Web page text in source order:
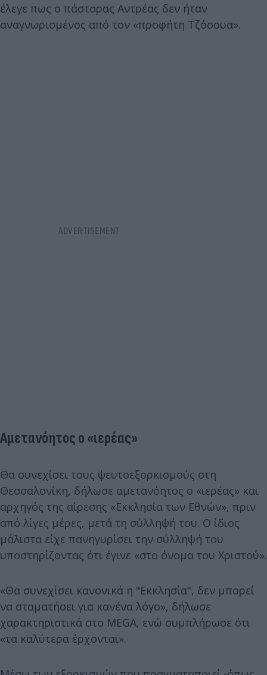
έλεγε πως ο πάστορας Αντρέας δεν ήταν
αναγνωρισμένος από τον «προφήτη Τζόσουα».
Αμετανόητος ο «ιερέας»
Θα συνεχίσει τους ψευτοεξορκισμούς στη
Θεσσαλονίκη, δήλωσε αμετανόητος ο «ιερέας» και
αρχηγός της αίρεσης «Εκκλησία των Εθνών», πριν
από λίγες μέρες, μετά τη σύλληψή του. Ο ίδιος
μάλιστα είχε πανηγυρίσει την σύλληψή του
υποστηρίζοντας ότι έγινε «στο όνομα του Χριστού».
«Θα συνεχίσει κανονικά η "Εκκλησία", δεν μπορεί
να σταματήσει για κανένα λόγο», δήλωσε
χαρακτηριστικά στο MEGA, ενώ συμπλήρωσε ότι
«τα καλύτερα έρχονται».